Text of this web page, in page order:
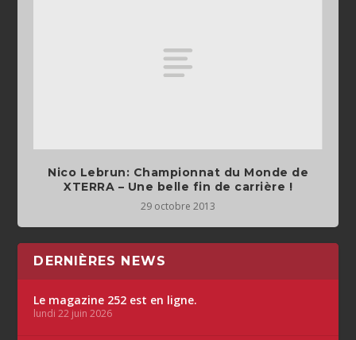
Nico Lebrun: Championnat du Monde de
XTERRA – Une belle fin de carrière !
29 octobre 2013
DERNIÈRES NEWS
Le magazine 252 est en ligne.
lundi 22 juin 2026